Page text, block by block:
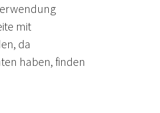
mit
da
haben, finden